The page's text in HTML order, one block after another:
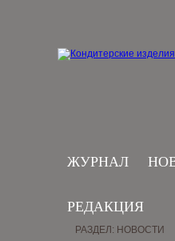
ЖУРНАЛ
РЕДАКЦИЯ
РАЗДЕЛ: НОВОСТИ